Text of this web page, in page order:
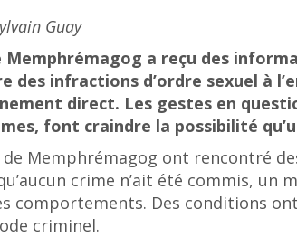
Guay
Memphrémagog a reçu des
infractions d’ordre sexuel à
direct. Les gestes en
font craindre la possibilité
de Memphrémagog ont rencontré
crime n’ait été commis, un
comportements. Des conditions
criminel.